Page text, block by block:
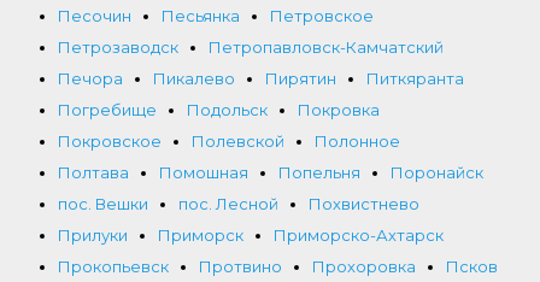
Песочин
Песьянка
Петровское
Петрозаводск
Петропавловск-Камчатский
Печора
Пикалево Пирятин
Питкяранта
Погребище
Подольск
Покровка
Покровское
Полевской
Полонное
Полтава
Помошная Попельня
Поронайск
пос. Вешки
пос. Лесной
Похвистнево
Прилуки
Приморск
Приморско-Ахтарск
Прокопьевск
Протвино Прохоровка
Псков